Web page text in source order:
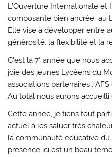
L’Ouverture Internationale
composante bien ancrée au
Elle vise à développer entre
générosité, la flexibilité et la
C’est la 7° année que nous
joie des jeunes Lycéens du
associations partenaires :
Au total nous aurons
Cette année, je tiens tout
actuel à les saluer très
la communauté éducative
présence ici est un beau